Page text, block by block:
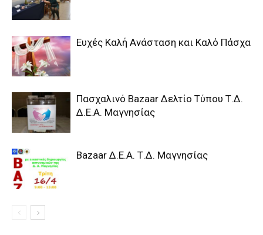
Ευχές Καλή Ανάσταση και Καλό Πάσχα
Πασχαλινό Bazaar Δελτίο Τύπου Τ.Δ.
Δ.Ε.Α. Μαγνησίας
Bazaar Δ.Ε.Α. Τ.Δ. Μαγνησίας